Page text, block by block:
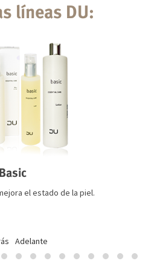
líneas DU:
Basic
el estado de la piel.
Adelante